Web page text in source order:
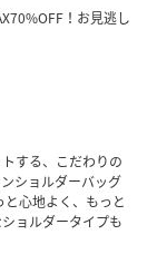
！お見逃し
する、こだわりの
ショルダーバッグ
心地よく、もっと
ョルダータイプも